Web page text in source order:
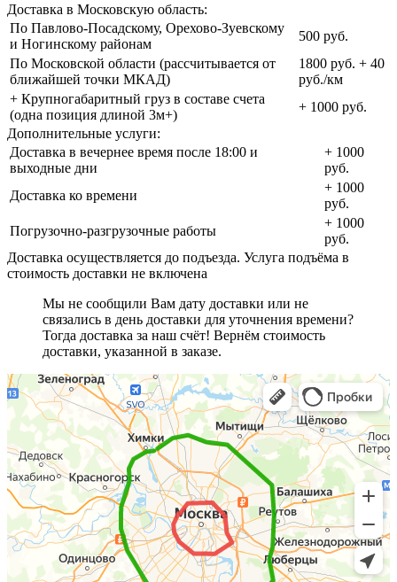
Доставка в Московскую область:
По Павлово-Посадскому, Орехово-Зуевскому
и Ногинскому районам
500 руб.
По Московской области (рассчитывается от
ближайшей точки МКАД)
1800 руб. + 40
руб./км
+ Крупногабаритный груз в составе счета
(одна позиция длиной 3м+)
+ 1000 руб.
Дополнительные услуги:
Доставка в вечернее время после 18:00 и
выходные дни
+ 1000
руб.
Доставка ко времени
+ 1000
руб.
Погрузочно-разгрузочные работы
+ 1000
руб.
Доставка осуществляется до подъезда. Услуга подъёма в
стоимость доставки не включена
Мы не сообщили Вам дату доставки или не
связались в день доставки для уточнения времени?
Тогда доставка за наш счёт! Вернём стоимость
доставки, указанной в заказе.